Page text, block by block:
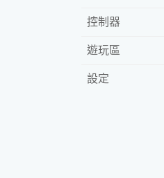
控制器
遊玩區
設定